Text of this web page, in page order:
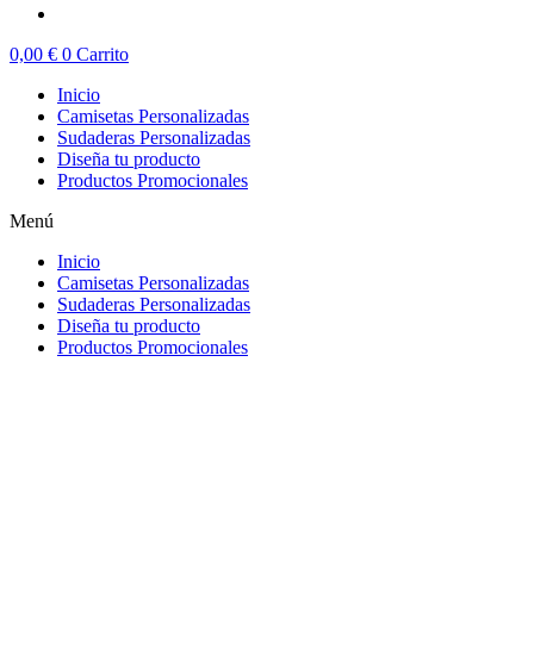
0,00 € 0 Carrito
Inicio
Camisetas Personalizadas
Sudaderas Personalizadas
Diseña tu producto
Productos Promocionales
Menú
Inicio
Camisetas Personalizadas
Sudaderas Personalizadas
Diseña tu producto
Productos Promocionales